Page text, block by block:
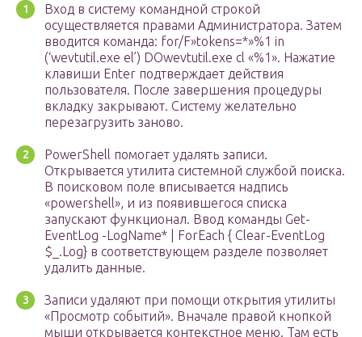
Вход в систему командной строкой
осуществляется правами Администратора. Затем
вводится команда: for/F»tokens=*»%1 in
(‘wevtutil.exe el’) DOwevtutil.exe cl «%1». Нажатие
клавиши Enter подтверждает действия
пользователя. После завершения процедуры
вкладку закрывают. Систему желательно
перезагрузить заново.
PowerShell помогает удалять записи.
Открывается утилита системной службой поиска.
В поисковом поле вписывается надпись
«powershell», и из появившегося списка
запускают функционал. Ввод команды Get-
EventLog -LogName* | ForEach { Clear-EventLog
$_.Log} в соответствующем разделе позволяет
удалить данные.
Записи удаляют при помощи открытия утилиты
«Просмотр событий». Вначале правой кнопкой
мыши открывается контекстное меню. Там есть